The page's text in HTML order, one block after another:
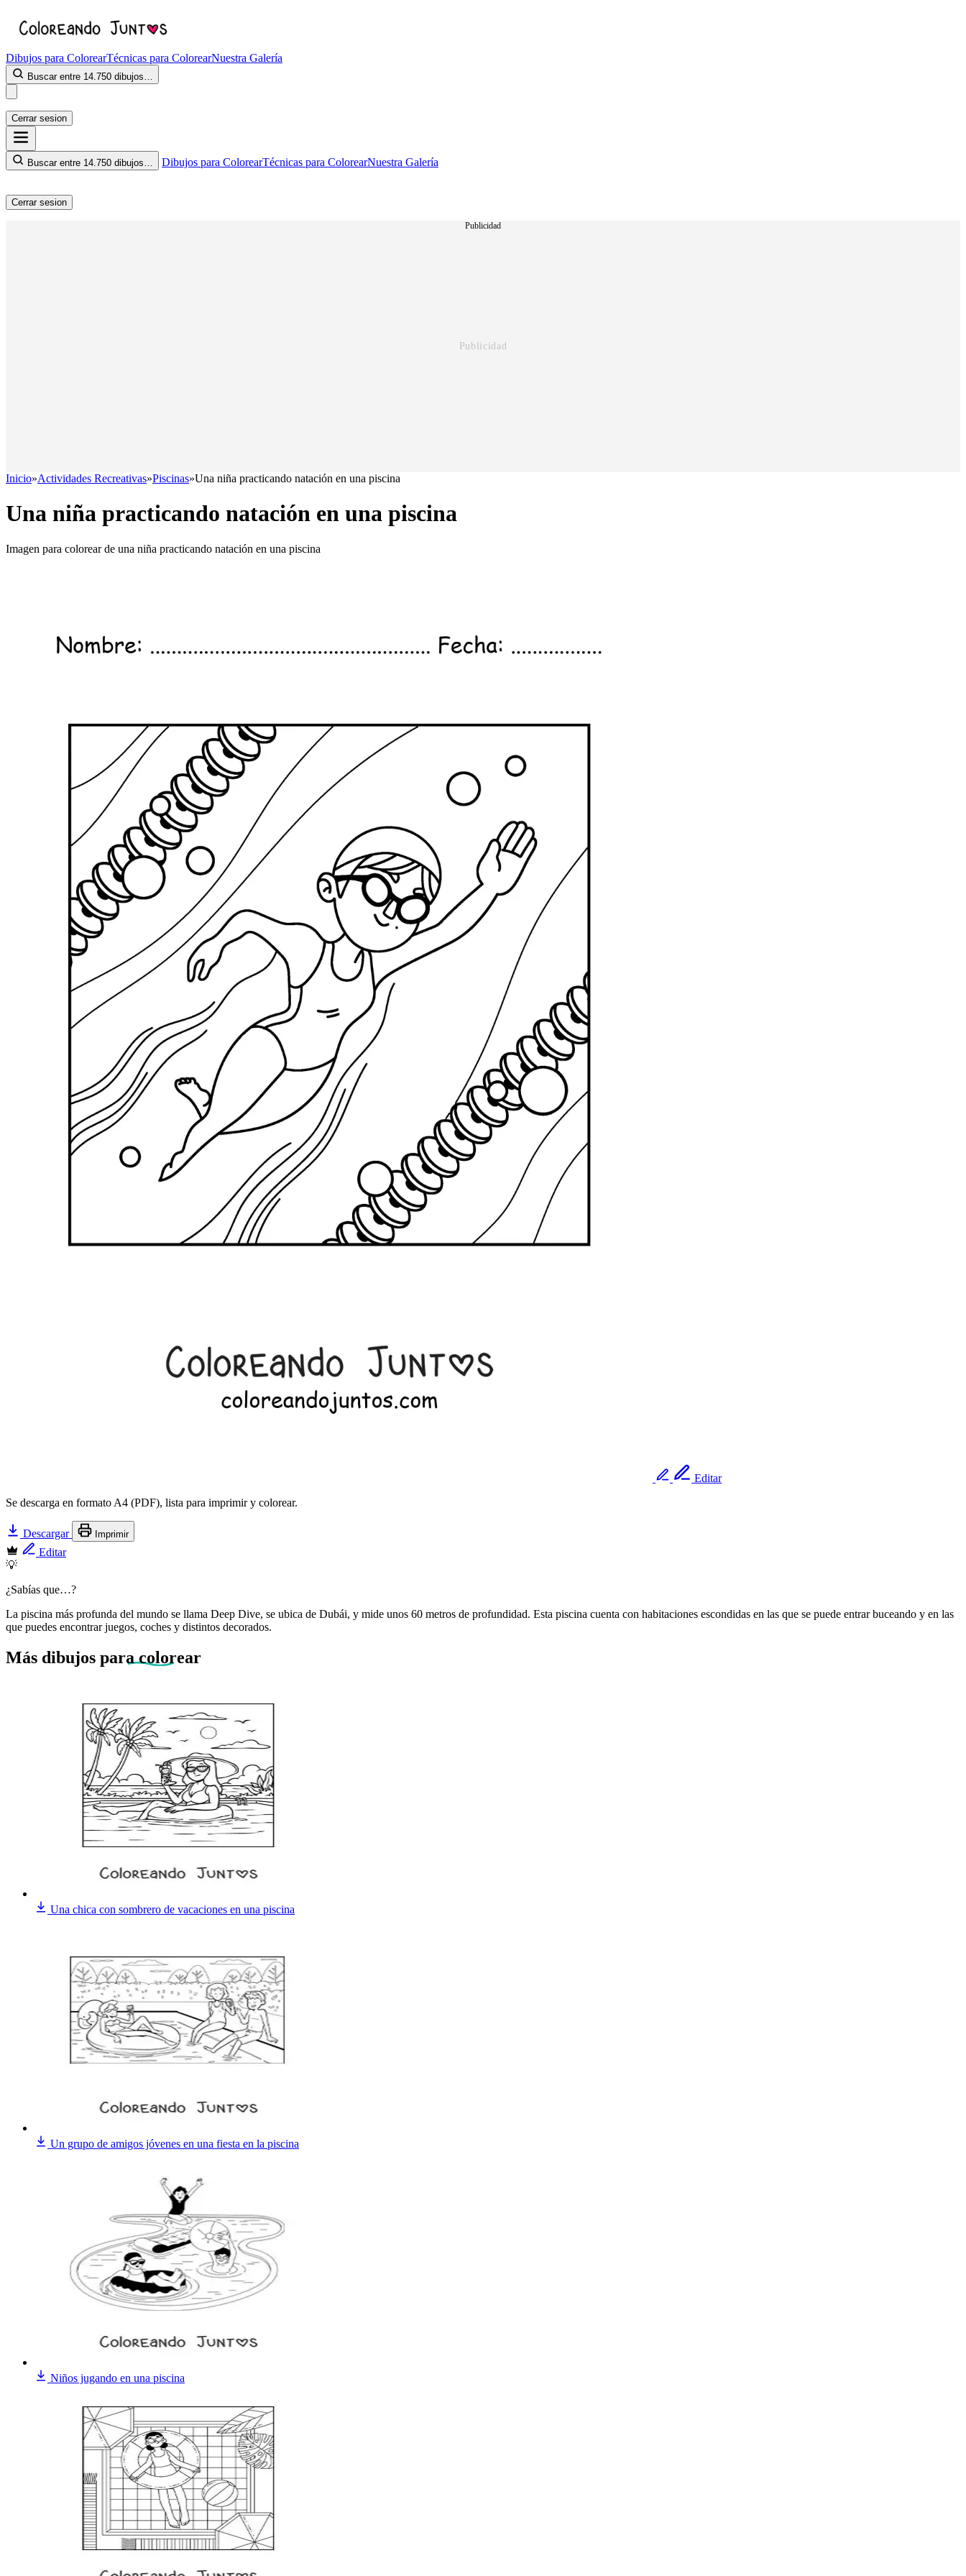
Dibujos para ColorearTécnicas para ColorearNuestra Galería
Buscar entre 14.750 dibujos…
Cerrar sesion
Buscar entre 14.750 dibujos… Dibujos para ColorearTécnicas para ColorearNuestra Galería
Cerrar sesion
Publicidad
Inicio»Actividades Recreativas»Piscinas»Una niña practicando natación en una piscina
Una niña practicando natación en una piscina
Imagen para colorear de una niña practicando natación en una piscina
Editar
Se descarga en formato A4 (PDF), lista para imprimir y colorear.
Descargar Imprimir
Editar
💡
¿Sabías que…?
La piscina más profunda del mundo se llama Deep Dive, se ubica de Dubái, y mide unos 60 metros de profundidad. Esta piscina cuenta con habitaciones escondidas en las que se puede entrar buceando y en las
que puedes encontrar juegos, coches y distintos decorados.
Más dibujos para colorear
Una chica con sombrero de vacaciones en una piscina
Un grupo de amigos jóvenes en una fiesta en la piscina
Niños jugando en una piscina